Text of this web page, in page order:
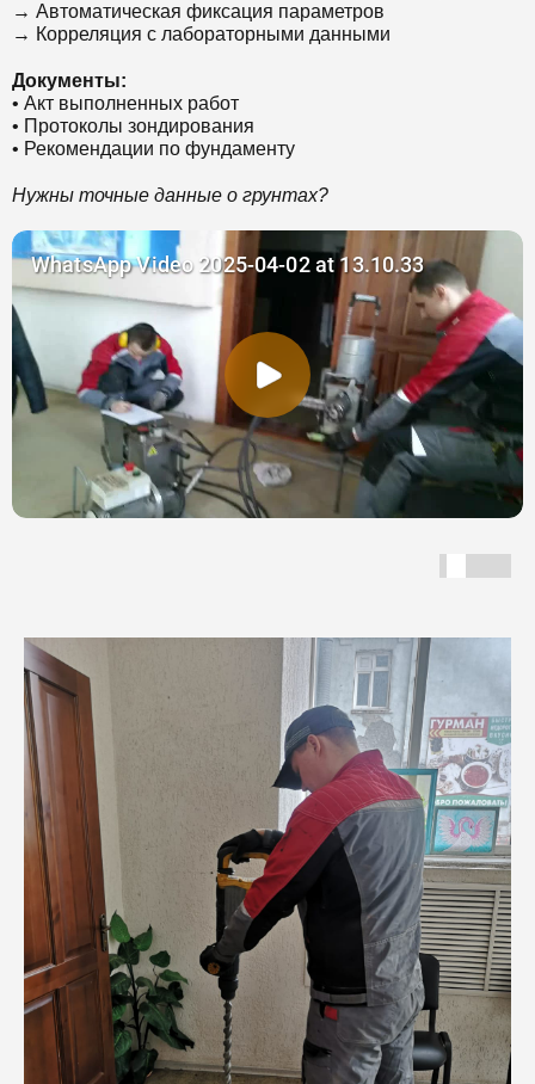
→ Автоматическая фиксация параметров
→ Корреляция с лабораторными данными
Документы:
• Акт выполненных работ
• Протоколы зондирования
• Рекомендации по фундаменту
Нужны точные данные о грунтах?